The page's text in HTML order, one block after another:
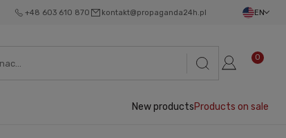
+48 603 610 870 kontakt@propaganda24h.pl EN
0
New productsProducts on sale